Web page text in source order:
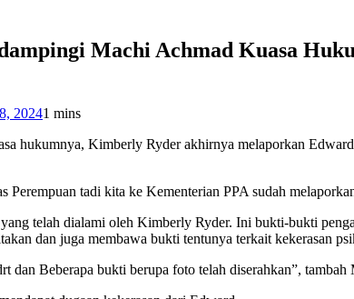
Machi Achmad Kuasa
20241 mins
hukumnya, Kimberly Ryder akhirnya melaporkan
Perempuan tadi kita ke Kementerian PPA sudah
telah dialami oleh Kimberly Ryder. Ini bukti-bukti
dan juga membawa bukti tentunya terkait kekerasan
dan Beberapa bukti berupa foto telah diserahkan”, tambah